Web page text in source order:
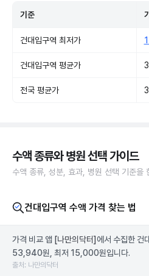
기준
건대입구역 최저가
건대입구역 평균가
전국 평균가
수액 종류와 병원 선택 가이드
수액 종류, 성분, 효과, 병원 선택 기준을
건대입구역 수액 가격 찾는 법
가격 비교 앱 [나만의닥터] 에서 수집한 건
53,940원, 최저 15,000원입니다.
출처: 나만의닥터